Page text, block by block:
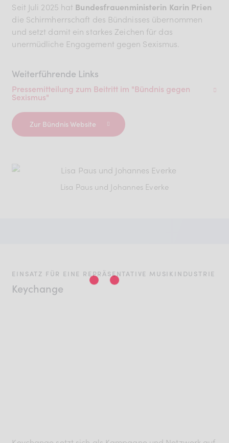
Seit Juli 2025 hat Bundesfrauenministerin Karin Prien
die Schirmherrschaft des Bündnisses übernommen
und setzt damit ein starkes Zeichen für das
unermüdliche Engagement gegen Sexismus.
Weiterführende Links
Pressemitteilung zum Beitritt im "Bündnis gegen
Sexismus"
Zur Bündnis Website
Lisa Paus und Johannes Everke
EINSATZ FÜR EINE REPRÄSENTATIVE MUSIKINDUSTRIE
Keychange